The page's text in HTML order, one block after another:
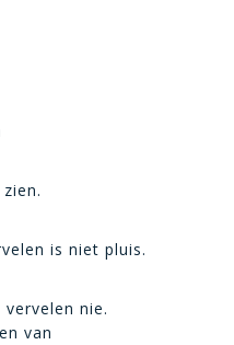
is niet pluis.
nie.
van